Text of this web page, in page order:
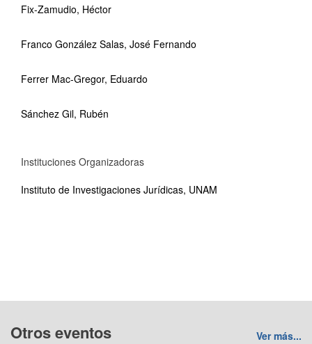
Fix-Zamudio, Héctor
Franco González Salas, José Fernando
Ferrer Mac-Gregor, Eduardo
Sánchez Gil, Rubén
Instituciones Organizadoras
Instituto de Investigaciones Jurídicas, UNAM
Otros eventos Ver más...